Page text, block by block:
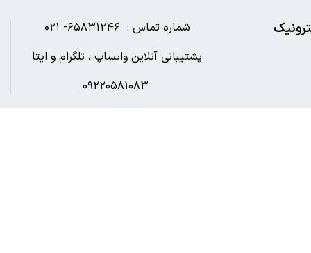
شماره تماس : ۶۵۸۳۱۲۴۶- ۰۲۱
پشتیبانی آنلاین واتساپ ، تلگرام و ایتا